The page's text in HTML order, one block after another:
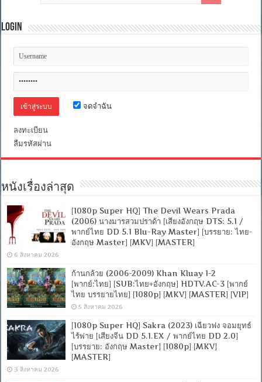
อังกฤษ
ไทย
[บรรยาย:
Login
จดจำฉัน
ลงทะเบียน
ลืมรหัสผ่าน
หนังเรื่องล่าสุด
[1080p Super HQ] The Devil Wears Prada
(2006) นางมารสวมปราด้า [เสียงอังกฤษ DTS: 5.1 /
พากย์ไทย DD 5.1 Blu-Ray Master] [บรรยาย: ไทย-
อังกฤษ Master] [MKV] [MASTER]
6 สิงหาคม 2026
ก้านกล้วย (2006-2009) Khan Kluay 1-2
[พากย์:ไทย] [SUB:ไทย+อังกฤษ] HDTV.AC-3 [พากย์
ไทย บรรยายไทย] [1080p] [MKV] [MASTER] [VIP]
5 สิงหาคม 2026
[1080p Super HQ] Sakra (2023) เฉียวฟง จอมยุทธ์
ไร้พ่าย [เสียงจีน DD 5.1.EX / พากย์ไทย DD 2.0]
[บรรยาย: อังกฤษ Master] [1080p] [MKV]
[MASTER]
3 สิงหาคม 2026